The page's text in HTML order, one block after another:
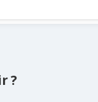
?